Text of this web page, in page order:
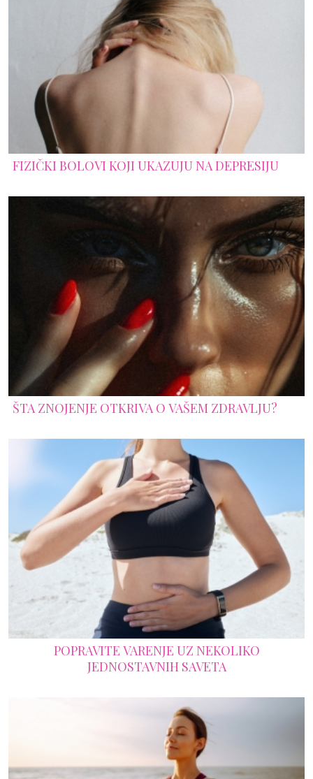
FIZIČKI BOLOVI KOJI UKAZUJU NA DEPRESIJU
ŠTA ZNOJENJE OTKRIVA O VAŠEM ZDRAVLJU?
POPRAVITE VARENJE UZ NEKOLIKO
JEDNOSTAVNIH SAVETA